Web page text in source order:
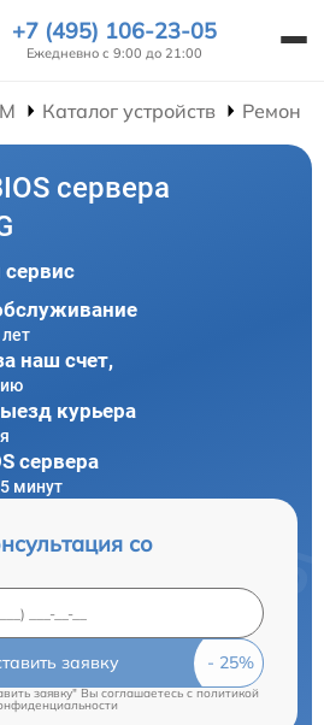
+7 (495) 106-23-05
Ежедневно с 9:00 до 21:00
Каталог устройств Ремонт
сервера
наш счет,
курьера
сервера
минут
со
заявку
заявку" Вы соглашаетесь c политикой